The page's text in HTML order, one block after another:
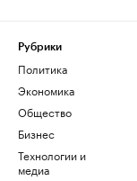
Рубрики
Политика
Экономика
Общество
Бизнес
Технологии и
медиа